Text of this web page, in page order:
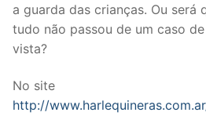
a guarda das crianças. Ou será
tudo não passou de um caso
vista?
No site
http://